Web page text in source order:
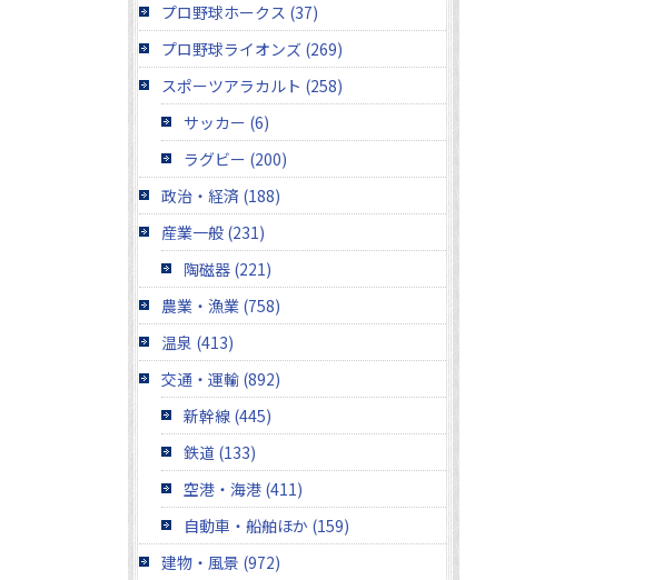
プロ野球ホークス (37)
プロ野球ライオンズ (269)
スポーツアラカルト (258)
サッカー (6)
ラグビー (200)
政治・経済 (188)
産業一般 (231)
陶磁器 (221)
農業・漁業 (758)
温泉 (413)
交通・運輸 (892)
新幹線 (445)
鉄道 (133)
空港・海港 (411)
自動車・船舶ほか (159)
建物・風景 (972)